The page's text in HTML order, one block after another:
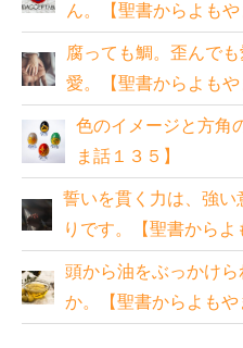
ん。【聖書からよもや
腐っても鯛。歪んで
愛。【聖書からよもや
色のイメージと方角
ま話１３５】
誓いを貫く力は、強
りです。【聖書からよ
頭から油をぶっかけ
か。【聖書からよもや